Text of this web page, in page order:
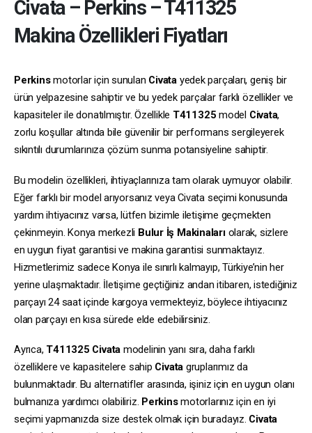
Civata– Perkins–T411325
Makina Özellikleri Fiyatları
Perkinsmotorlar için sunulan Civata yedek parçaları, geniş bir
ürün yelpazesine sahiptir ve bu yedek parçalar farklı özellikler ve
kapasiteler ile donatılmıştır. Özellikle T411325 model Civata,
zorlu koşullar altında bile güvenilir bir performans sergileyerek
sıkıntılı durumlarınıza çözüm sunma potansiyeline sahiptir.
Bu modelin özellikleri, ihtiyaçlarınıza tam olarak uymuyor olabilir.
Eğer farklı bir model arıyorsanız veya Civata seçimi konusunda
yardım ihtiyacınız varsa, lütfen bizimle iletişime geçmekten
çekinmeyin. Konya merkezli Bulur İş Makinalarıolarak, sizlere
en uygun fiyat garantisi ve makina garantisi sunmaktayız.
Hizmetlerimiz sadece Konya ile sınırlı kalmayıp, Türkiye’nin her
yerine ulaşmaktadır. İletişime geçtiğiniz andan itibaren, istediğiniz
parçayı 24 saat içinde kargoya vermekteyiz, böylece ihtiyacınız
olan parçayı en kısa sürede elde edebilirsiniz.
Ayrıca, T411325 Civata modelinin yanı sıra, daha farklı
özelliklere ve kapasitelere sahip Civata gruplarımız da
bulunmaktadır. Bu alternatifler arasında, işiniz için en uygun olanı
bulmanıza yardımcı olabiliriz. Perkinsmotorlarınız için en iyi
seçimi yapmanızda size destek olmak için buradayız. Civata